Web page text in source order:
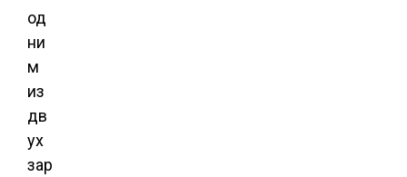
од
ни
м
из
дв
ух
зар